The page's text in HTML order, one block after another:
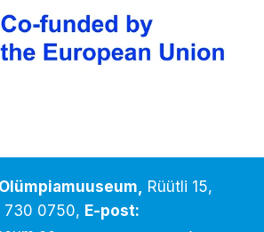
Rüütli 15,
730 0750, E-post: